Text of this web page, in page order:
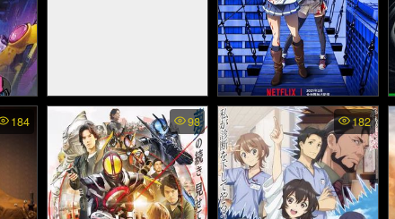
-
-
ตร
เก็
The Land Before Time
XIV Journey of the Brave
- ญาติไดโนเสาร์เจ้าเล่ห์
ตอนการผจญภัยของผู้กล้า
(2016)
High Rise Invasion พากย์
ไทย - หน้ากากเดนนรก
(2021)
184 98 182